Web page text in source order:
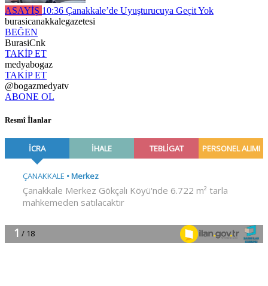
ASAYİŞ 10:36 Çanakkale’de Uyuşturucuya Geçit Yok
burasicanakkalegazetesi
BEĞEN
BurasiCnk
TAKİP ET
medyabogaz
TAKİP ET
@bogazmedyatv
ABONE OL
Resmî İlanlar